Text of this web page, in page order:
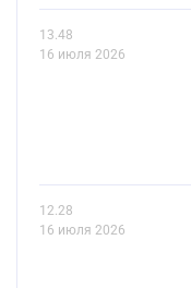
13.48
16 июля 2026
12.28
16 июля 2026